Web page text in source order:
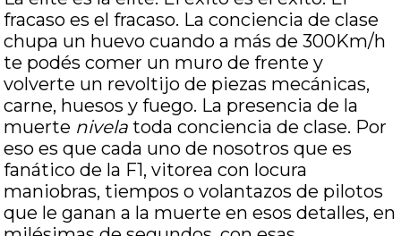
fracaso es el fracaso. La conciencia de clase
chupa un huevo cuando a más de 300Km/h
te podés comer un muro de frente y
volverte un revoltijo de piezas mecánicas,
carne, huesos y fuego. La presencia de la
muerte nivela toda conciencia de clase. Por
eso es que cada uno de nosotros que es
fanático de la F1, vitorea con locura
maniobras, tiempos o volantazos de pilotos
que le ganan a la muerte en esos detalles, en